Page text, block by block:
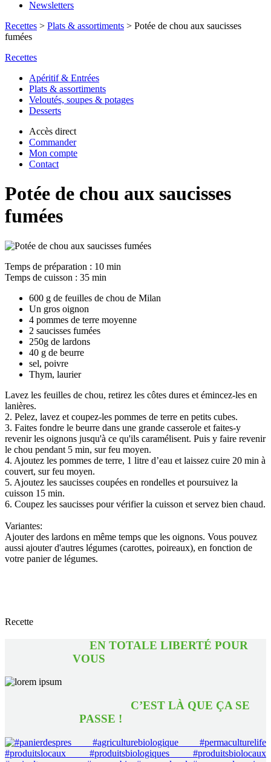
Newsletters
Recettes > Plats & assortiments > Potée de chou aux saucisses
fumées
Recettes
Apéritif & Entrées
Plats & assortiments
Veloutés, soupes & potages
Desserts
Accès direct
Commander
Mon compte
Contact
Potée de chou aux saucisses
fumées
Temps de préparation : 10 min
Temps de cuisson : 35 min
600 g de feuilles de chou de Milan
Un gros oignon
4 pommes de terre moyenne
2 saucisses fumées
250g de lardons
40 g de beurre
sel, poivre
Thym, laurier
Lavez les feuilles de chou, retirez les côtes dures et émincez-les en
lanières.
2. Pelez, lavez et coupez-les pommes de terre en petits cubes.
3. Faites fondre le beurre dans une grande casserole et faites-y
revenir les oignons jusqu'à ce qu'ils caramélisent. Puis y faire revenir
le chou pendant 5 min, sur feu moyen.
4. Ajoutez les pommes de terre, 1 litre d’eau et laissez cuire 20 min à
couvert, sur feu moyen.
5. Ajoutez les saucisses coupées en rondelles et poursuivez la
cuisson 15 min.
6. Coupez les saucisses pour vérifier la cuisson et servez bien chaud.
Variantes:
Ajouter des lardons en même temps que les oignons. Vous pouvez
aussi ajouter d'autres légumes (carottes, poireaux), en fonction de
votre panier de légumes.
Recette
EN TOTALE LIBERTÉ POUR
VOUS
C’EST LÀ QUE ÇA SE
PASSE !